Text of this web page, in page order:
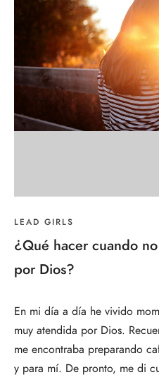
LEAD GIRLS
¿Qué hacer cuando
por Dios?
En mi día a día he vivido
muy atendida por Dios.
me encontraba preparando
y para mí. De pronto, me di